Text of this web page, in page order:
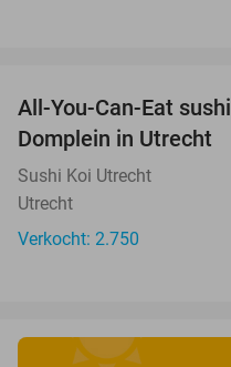
All-You-Can-Eat
Domplein in Utrecht
Sushi Koi Utrecht
Utrecht
Verkocht: 2.750